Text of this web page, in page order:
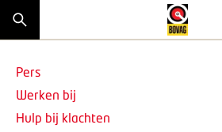
Pers
Werken bij
Hulp bij klachten